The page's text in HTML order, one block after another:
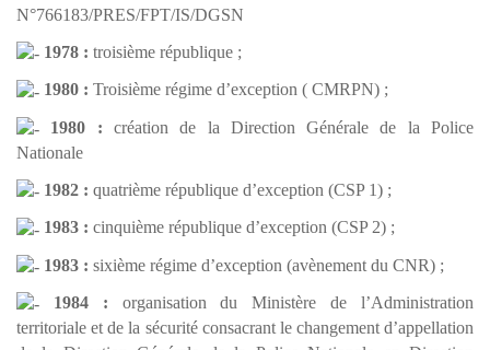
N°766183/PRES/FPT/IS/DGSN
1978 : troisième république ;
1980 : Troisième régime d’exception ( CMRPN) ;
1980 : création de la Direction Générale de la Police
Nationale
1982 : quatrième république d’exception (CSP 1) ;
1983 : cinquième république d’exception (CSP 2) ;
1983 : sixième régime d’exception (avènement du CNR) ;
1984 : organisation du Ministère de l’Administration
territoriale et de la sécurité consacrant le changement d’appellation